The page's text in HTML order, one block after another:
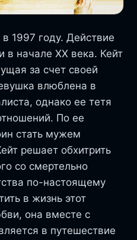
1997 году. Действие
в начале ХХ века. Кейт
за счет своей
влюблена в
однако ее тетя
По ее
стать мужем
решает обхитрить
со смертельно
по-настоящему
в жизнь этот
она вместе с
в путешествие